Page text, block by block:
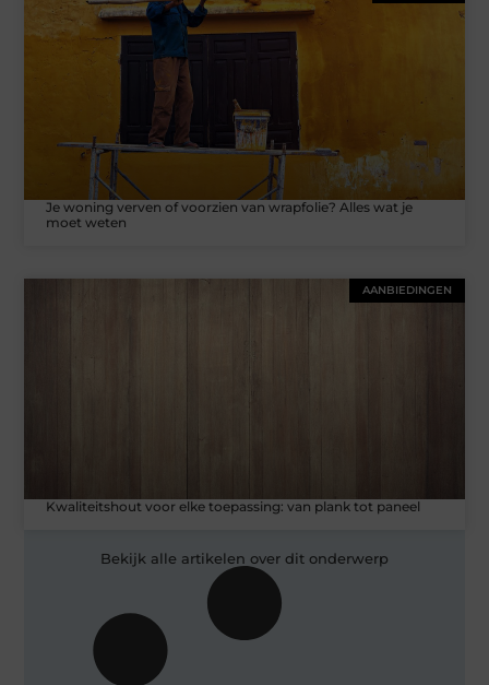
Je woning verven of voorzien van wrapfolie? Alles wat je
moet weten
AANBIEDINGEN
Kwaliteitshout voor elke toepassing: van plank tot paneel
Bekijk alle artikelen over dit onderwerp